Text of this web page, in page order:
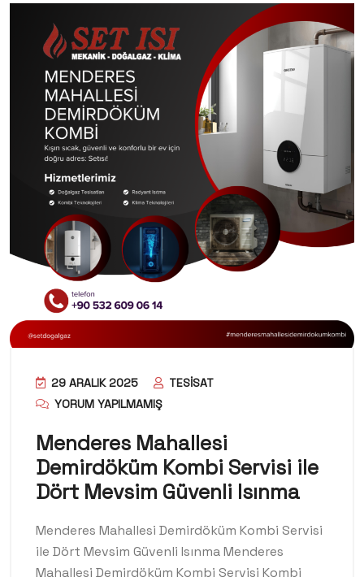
29 ARALIK 2025
TESISAT
YORUM YAPILMAMIŞ
Menderes Mahallesi
Demirdöküm Kombi Servisi ile
Dört Mevsim Güvenli Isınma
Menderes Mahallesi Demirdöküm Kombi Servisi
ile Dört Mevsim Güvenli Isınma Menderes
Mahallesi Demirdöküm Kombi Servisi Kombi